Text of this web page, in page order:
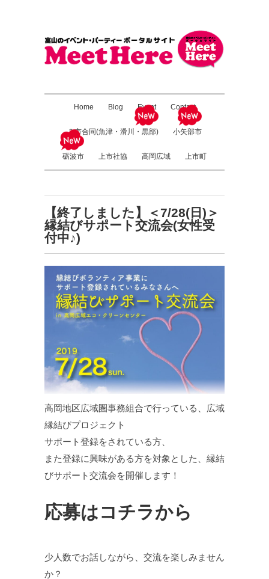
Home Blog Event Contact
３市合同(魚津・滑川・黒部) 小矢部市
砺波市 上市社協 高岡広域 上市町
【終了しました】＜7/28(日)＞
縁結びサポート交流会(女性受
付中♪)
高岡地区広域圏事務組合で行っている、広域
縁結びプロジェクト
サポート登録をされている方、
また登録に興味がある方を対象とした、縁結
びサポート交流会を開催します！
応募はコチラから
少人数でお話しながら、交流を楽しみません
か？